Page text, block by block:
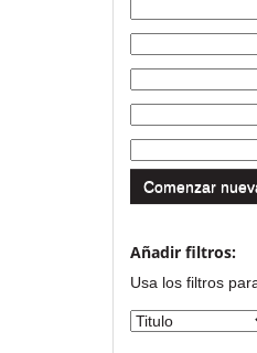
Comenzar
Añadir filtros:
Usa los filtros